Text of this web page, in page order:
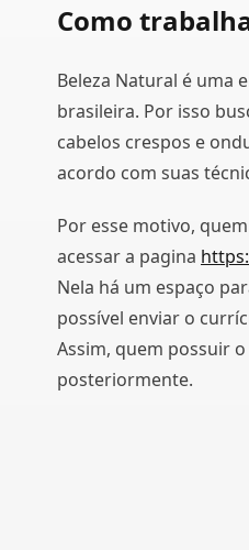
Como
Beleza Natural é uma
brasileira. Por isso
cabelos crespos e
acordo com suas
Por esse motivo,
acessar a pagina
Nela há um espaço
possível enviar o
Assim, quem possuir
posteriormente.